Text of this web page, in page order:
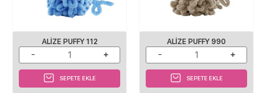
ALIZE PUFFY 112
SEPETE EKLE
ALIZE PUFFY 990
SEPETE EKLE